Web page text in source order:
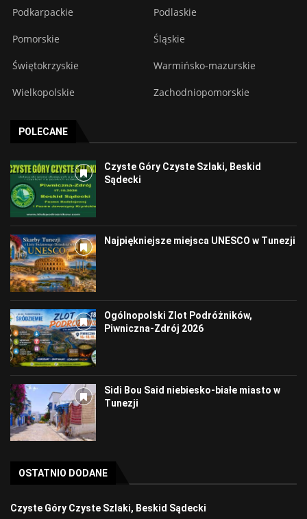
Podkarpackie Podlaskie
Pomorskie Śląskie
Świętokrzyskie Warmińsko-mazurskie
Wielkopolskie Zachodniopomorskie
POLECANE
Czyste Góry Czyste Szlaki, Beskid
Sądecki
Najpiękniejsze miejsca UNESCO w Tunezji
Ogólnopolski Zlot Podróżników,
Piwniczna-Zdrój 2026
Sidi Bou Said niebiesko-białe miasto w
Tunezji
OSTATNIO DODANE
Czyste Góry Czyste Szlaki, Beskid Sądecki